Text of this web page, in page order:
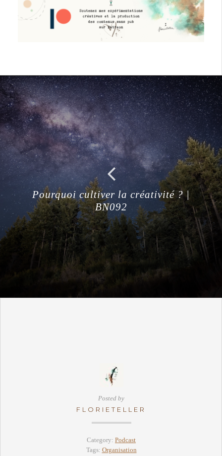
Pourquoi cultiver la créativité ? |
BN092
Posted by
FLORIETELLER
Category: Podcast
Tags: Organisation